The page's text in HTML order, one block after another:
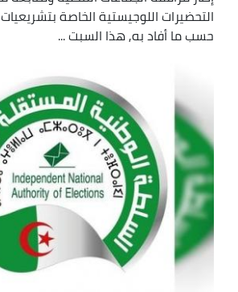
حسب ما أفاد به, هذا السبت ...